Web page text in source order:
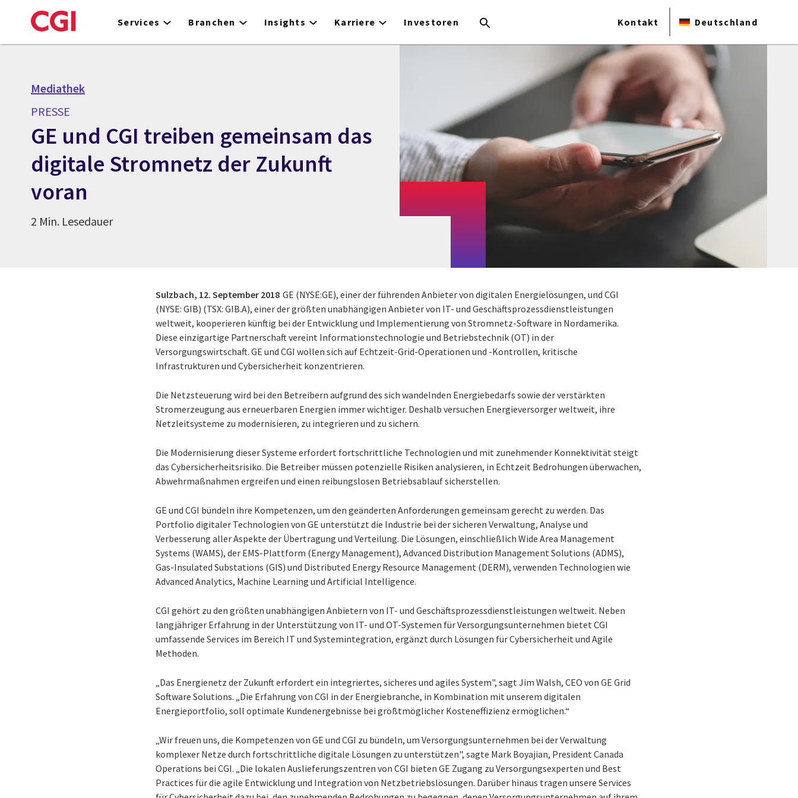
to
Services Branchen Insights Karriere Investoren Kontakt Deutschland
Mediathek
PRESSE
GE und CGI treiben gemeinsam das
digitale Stromnetz der Zukunft
voran
2 Min. Lesedauer
Sulzbach, 12. September 2018 GE (NYSE:GE), einer der führenden Anbieter von digitalen Energielösungen, und CGI
(NYSE: GIB) (TSX: GIB.A), einer der größten unabhängigen Anbieter von IT- und Geschäftsprozessdienstleistungen
weltweit, kooperieren künftig bei der Entwicklung und Implementierung von Stromnetz-Software in Nordamerika.
Diese einzigartige Partnerschaft vereint Informationstechnologie und Betriebstechnik (OT) in der
Versorgungswirtschaft. GE und CGI wollen sich auf Echtzeit-Grid-Operationen und -Kontrollen, kritische
Infrastrukturen und Cybersicherheit konzentrieren.
Die Netzsteuerung wird bei den Betreibern aufgrund des sich wandelnden Energiebedarfs sowie der verstärkten
Stromerzeugung aus erneuerbaren Energien immer wichtiger. Deshalb versuchen Energieversorger weltweit, ihre
Netzleitsysteme zu modernisieren, zu integrieren und zu sichern.
Die Modernisierung dieser Systeme erfordert fortschrittliche Technologien und mit zunehmender Konnektivität steigt
das Cybersicherheitsrisiko. Die Betreiber müssen potenzielle Risiken analysieren, in Echtzeit Bedrohungen überwachen,
Abwehrmaßnahmen ergreifen und einen reibungslosen Betriebsablauf sicherstellen.
GE und CGI bündeln ihre Kompetenzen, um den geänderten Anforderungen gemeinsam gerecht zu werden. Das
Portfolio digitaler Technologien von GE unterstützt die Industrie bei der sicheren Verwaltung, Analyse und
Verbesserung aller Aspekte der Übertragung und Verteilung. Die Lösungen, einschließlich Wide Area Management
Systems (WAMS), der EMS-Plattform (Energy Management), Advanced Distribution Management Solutions (ADMS),
Gas-Insulated Substations (GIS) und Distributed Energy Resource Management (DERM), verwenden Technologien wie
Advanced Analytics, Machine Learning und Artificial Intelligence.
CGI gehört zu den größten unabhängigen Anbietern von IT- und Geschäftsprozessdienstleistungen weltweit. Neben
langjähriger Erfahrung in der Unterstützung von IT- und OT-Systemen für Versorgungsunternehmen bietet CGI
umfassende Services im Bereich IT und Systemintegration, ergänzt durch Lösungen für Cybersicherheit und Agile
Methoden.
„Das Energienetz der Zukunft erfordert ein integriertes, sicheres und agiles System", sagt Jim Walsh, CEO von GE Grid
Software Solutions. „Die Erfahrung von CGI in der Energiebranche, in Kombination mit unserem digitalen
Energieportfolio, soll optimale Kundenergebnisse bei größtmöglicher Kosteneffizienz ermöglichen.“
„Wir freuen uns, die Kompetenzen von GE und CGI zu bündeln, um Versorgungsunternehmen bei der Verwaltung
komplexer Netze durch fortschrittliche digitale Lösungen zu unterstützen", sagte Mark Boyajian, President Canada
Operations bei CGI. „Die lokalen Auslieferungszentren von CGI bieten GE Zugang zu Versorgungsexperten und Best
Practices für die agile Entwicklung und Integration von Netzbetriebslösungen. Darüber hinaus tragen unsere Services